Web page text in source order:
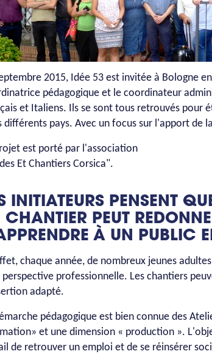
2015, Idée 53 est invitée à Bologne
pédagogique et le coordinateur
et Italiens. Ils se sont tous retrouvés pour
différents pays. Avec un focus sur l'apport de
est porté par l'association
Et Chantiers Corsica".
INITIATEURS PENSENT
CHANTIER PEUT
À UN PUBLIC
chaque année, de nombreux jeunes
perspective professionnelle. Les chantiers
adapté.
pédagogique est bien connue des
et une dimension « production ».
de retrouver un emploi et de se réinsérer